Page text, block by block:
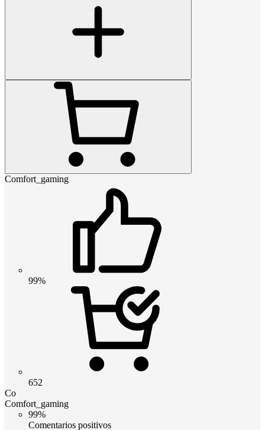
Comfort_gaming
99%
652
Co
Comfort_gaming
99%
Comentarios positivos